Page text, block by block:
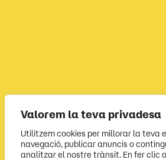
Valorem la teva privadesa
Utilitzem cookies per millorar la teva
navegació, publicar anuncis o
analitzar el nostre trànsit. En fer clic